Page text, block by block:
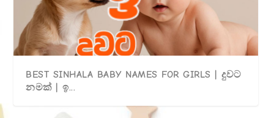
BEST SINHALA BABY NAMES FOR GIRLS | දුවට
නමක් | ඉ...